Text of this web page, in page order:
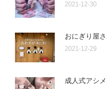
2021-12-30
おにぎり屋
2021-12-29
成人式アシ